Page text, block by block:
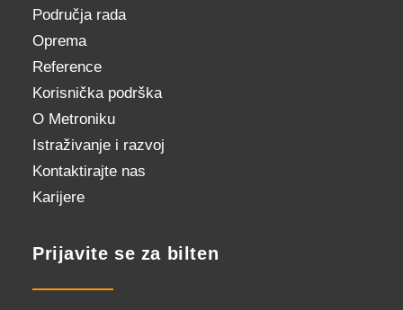
Područja rada
Oprema
Reference
Korisnička podrška
O Metroniku
Istraživanje i razvoj
Kontaktirajte nas
Karijere
Prijavite se za bilten